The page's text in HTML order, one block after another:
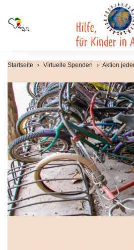
Startseite Virtuelle Spenden Aktion